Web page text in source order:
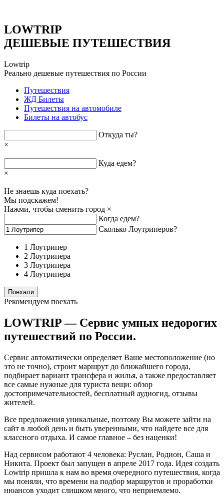
LOWTRIP
ДЕШЕВЫЕ ПУТЕШЕСТВИЯ
Lowtrip
Реально дешевые путешествия по России
Путешествия
ЖД Билеты
Путешествия на автомобиле
Билеты на автобус
Откуда ты?
×
Куда едем?
×
Не знаешь куда поехать?
Мы подскажем!
Нажми, чтобы сменить город ×
Когда едем?
Сколько Лоутриперов?
1 Лоутрипер
2 Лоутриперa
3 Лоутриперa
4 Лоутриперa
Поехали
Рекомендуем поехать
LOWTRIP — Сервис умных недорогих
путешествий по России.
Сервис автоматически определяет Ваше местоположение (но
это не точно), строит маршрут до ближайшего города,
подбирает вариант трансфера и жилья, а также предоставляет
все самые нужные для туриста вещи: обзор
достопримечательностей, бесплатный аудиогид, отзывы
жителей.
Все предложения уникальные, поэтому Вы можете зайти на
сайт в любой день и быть уверенными, что найдете все для
классного отдыха. И самое главное – без наценки!
Над сервисом работают 4 человека: Руслан, Родион, Саша и
Никита. Проект был запущен в апреле 2017 года. Идея создать
Lowtrip пришла к нам во время очередного путешествия, когда
мы поняли, что времени на подбор маршрутов и проработки
нюансов уходит слишком много, что неприемлемо.